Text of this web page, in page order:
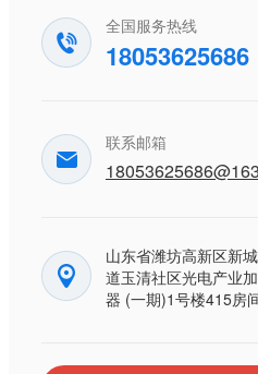
全国服务热线
18053625686
联系邮箱
山东省潍坊高新区新
道玉清社区光电产业
器 (一期)1号楼415房